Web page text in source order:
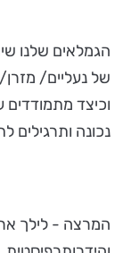
הגמלאים שלנו
של נעליים/
וכיצד מתמודדים
נכונה ותרגילים